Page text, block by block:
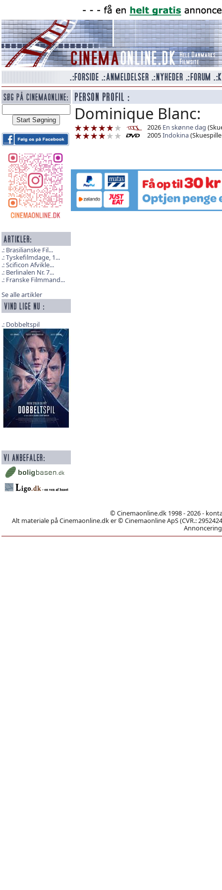
Brasilianske Fil...
Tyskefilmdage, 1...
Scificon Afvikle...
Berlinalen Nr. 7...
Franske Filmmand...
Se alle artikler
Dobbeltspil
Dominique Blanc:
2026 En skønne dag
2005Indokina
© Cinemaonline.dk 1998 - 2026 -
Alt materiale på Cinemaonline.dk er © Cinemaonline ApS (CVR.: